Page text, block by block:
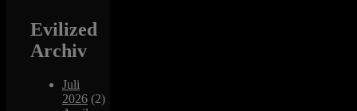
Evilized
Archiv
Juli
2026 (2)